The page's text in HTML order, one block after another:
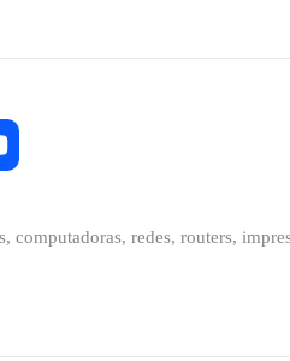
redes, routers,